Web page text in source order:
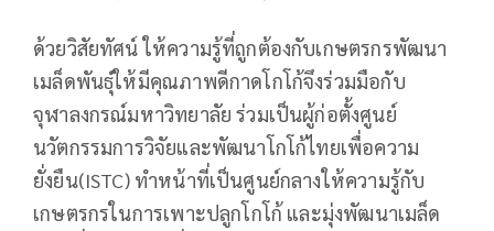
ด้วยวิสัยทัศน์ ให้ความรู้ที่ถูกต้องกับเกษตรกรพัฒนา
เมล็ดพันธุ์ให้มีคุณภาพดีกาดโกโก้จึงร่วมมือกับ
จุฬาลงกรณ์มหาวิทยาลัย ร่วมเป็นผู้ก่อตั้งศูนย์
นวัตกรรมการวิจัยและพัฒนาโกโก้ไทยเพื่อความ
ยั่งยืน(ISTC) ทำหน้าที่เป็นศูนย์กลางให้ความรู้กับ
เกษตรกรในการเพาะปลูกโกโก้ และมุ่งพัฒนาเมล็ด